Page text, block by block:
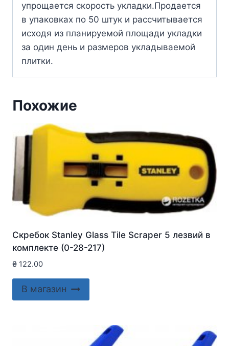
упрощается скорость укладки.Продается
в упаковках по 50 штук и рассчитывается
исходя из планируемой площади укладки
за один день и размеров укладываемой
плитки.
Похожие
Скребок Stanley Glass Tile Scraper 5 лезвий в
комплекте (0-28-217)
₴ 122.00
В магазин